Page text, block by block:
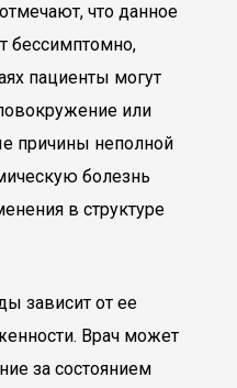
что данное
бессимптомно,
пациенты могут
или
причины неполной
болезнь
в структуре
зависит от ее
Врач может
за состоянием